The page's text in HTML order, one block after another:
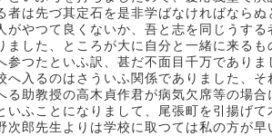
者は先づ其定石を是非学ばなければなら
がやつて良くないか、吾と志を同じうす
ました、ところが大に自分と一緒に来る
参つたといふ訳、甚だ不面目千万であり
へ入るのはさういふ関係でありました、
る助教授の高木貞作君が病気欠席等の場
いふことになりまして、尾張町を引揚げ
次郎先生よりは学校に取つては私の方が